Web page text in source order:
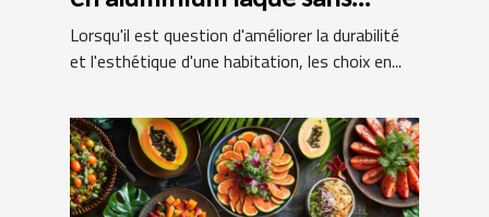
raccords
Lorsqu'il est question d'améliorer la durabilité
et l'esthétique d'une habitation, les choix en...